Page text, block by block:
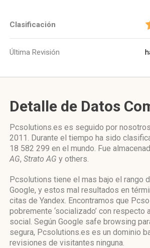
Clasificación
Última Revisión
Detalle de Datos
Pcsolutions.es es seguido por
2011. Durante el tiempo ha sido
18 582 299 en el mundo. Fue
AG, Strato AG y others.
Pcsolutions tiene el mas bajo el rango
Google, y estos mal resultados en
citas de Yandex. Encontramos que
pobremente ‘socializado’ con respecto
social. Según Google safe browsing
segura, Pcsolutions.es es un dominio
revisiones de visitantes ninguna.